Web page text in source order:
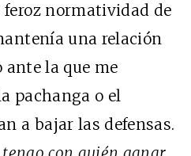
normatividad de
una relación
la que me
pachanga o el
a bajar las defensas.